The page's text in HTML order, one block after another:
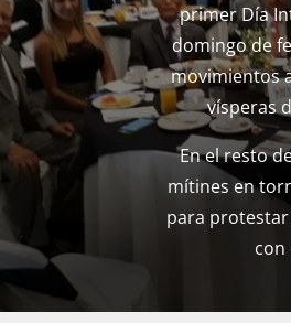
primer Día
domingo de
movimientos
vísperas
En el resto
mítines en
para
con